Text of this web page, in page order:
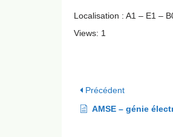
Localisation : A1 – E1 –
Views: 1
Précédent
AMSE – génie